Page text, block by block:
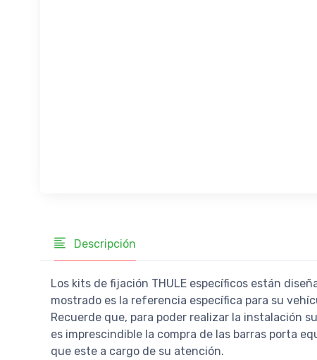
Descripción
Los kits de fijación THULE específicos están
mostrado es la referencia específica para su
Recuerde que, para poder realizar la instalación
es imprescindible la compra de las barras porta
que este a cargo de su atención.